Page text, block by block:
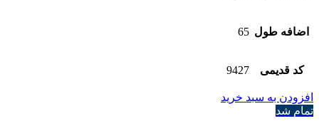
اضافه طول 65
کد قدیمی 9427
افزودن به سبد خرید
تمام شد